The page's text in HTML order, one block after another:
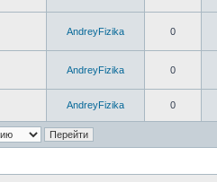
AndreyFizika 0
AndreyFizika 0
AndreyFizika 0